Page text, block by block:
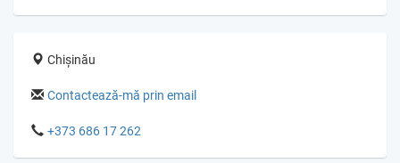
Chișinău
Contactează-mă prin email
+373 686 17 262